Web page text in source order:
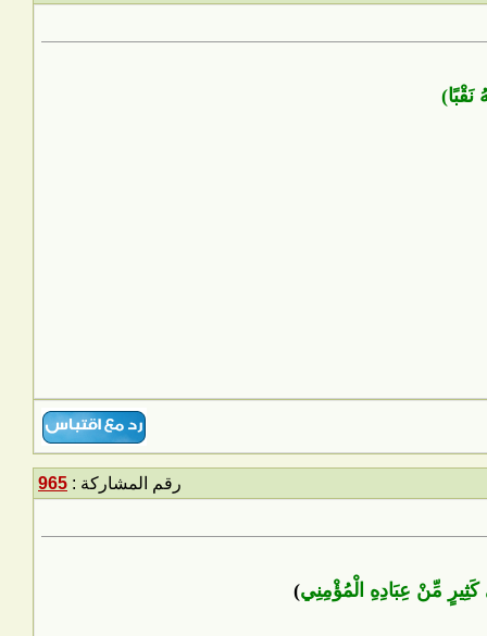
رقم المشاركة : 965
كَثِيرٍ مِّنْ عِبَادِهِ الْمُؤْمِنِي)